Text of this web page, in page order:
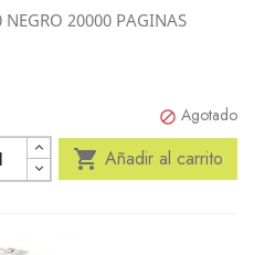
NEGRO 20000 PAGINAS
 Agotado
 Añadir al carrito